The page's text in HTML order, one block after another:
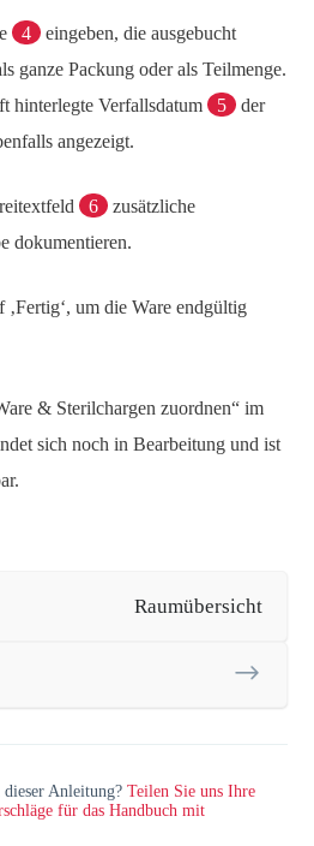
4
eingeben, die ausgebucht
ganze Packung oder als Teilmenge.
hinterlegte Verfallsdatum
5
der
angezeigt.
6
zusätzliche
dokumentieren.
‚Fertig‘, um die Ware endgültig
& Sterilchargen zuordnen“ im
sich noch in Bearbeitung und ist
Raumübersicht
dieser Anleitung?Teilen Sie uns Ihre
für das Handbuch mit